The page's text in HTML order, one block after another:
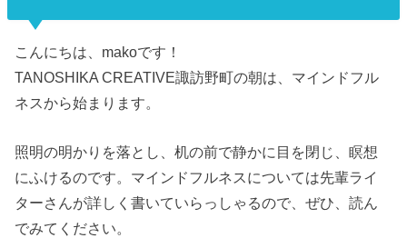
こんにちは、makoです！
TANOSHIKA CREATIVE諏訪野町の朝は、マインドフル
ネスから始まります。
照明の明かりを落とし、机の前で静かに目を閉じ、瞑想
にふけるのです。マインドフルネスについては先輩ライ
ターさんが詳しく書いていらっしゃるので、ぜひ、読ん
でみてください。